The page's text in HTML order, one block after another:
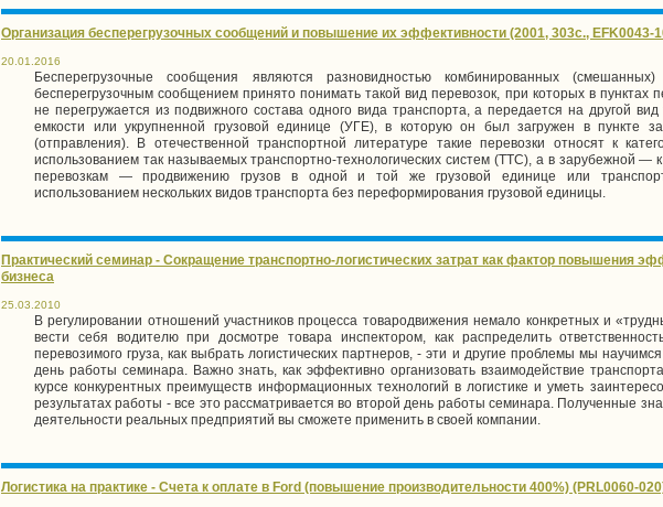
Организация бесперегрузочных сообщений и повышение их эффективности (2001, 303c., EFK0043-
20.01.2016
Бесперегрузочные сообщения являются разновидностью комбинированных
бесперегрузочным сообщением принято понимать такой вид перевозок, при которых в пунктах
не перегружается из подвижного состава одного вида транспорта, а передается на другой
емкости или укрупненной грузовой единице (УГЕ), в которую он был загружен в пункте
(отправления). В отечественной транспортной литературе такие перевозки относят к
использованием так называемых транспортно-технологических систем (ТТС), а в зарубежной —
перевозкам — продвижению грузов в одной и той же грузовой единице или
использованием нескольких видов транспорта без переформирования грузовой единицы.
Практический семинар - Сокращение транспортно-логистических затрат как фактор повышения
бизнеса
25.03.2010
В регулировании отношений участников процесса товародвижения немало конкретных и
вести себя водителю при досмотре товара инспектором, как распределить
перевозимого груза, как выбрать логистических партнеров, - эти и другие проблемы мы
день работы семинара. Важно знать, как эффективно организовать взаимодействие
курсе конкурентных преимуществ информационных технологий в логистике и уметь
результатах работы - все это рассматривается во второй день работы семинара. Полученные
деятельности реальных предприятий вы сможете применить в своей компании.
Логистика на практике - Счета к оплате в Ford (повышение производительности 400%) (PRL0060-